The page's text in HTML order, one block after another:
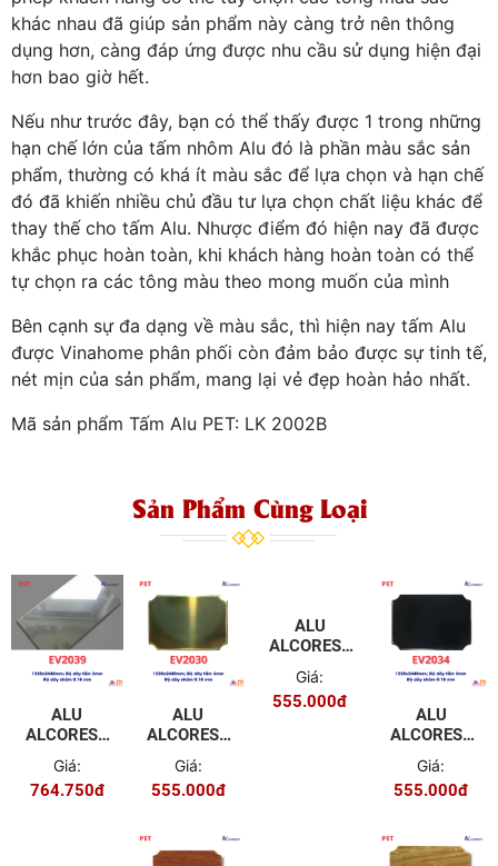
khác nhau đã giúp sản phẩm này càng trở nên thông
dụng hơn, càng đáp ứng được nhu cầu sử dụng hiện đại
hơn bao giờ hết.
Nếu như trước đây, bạn có thể thấy được 1 trong những
hạn chế lớn của tấm nhôm Alu đó là phần màu sắc sản
phẩm, thường có khá ít màu sắc để lựa chọn và hạn chế
đó đã khiến nhiều chủ đầu tư lựa chọn chất liệu khác để
thay thế cho tấm Alu. Nhược điểm đó hiện nay đã được
khắc phục hoàn toàn, khi khách hàng hoàn toàn có thể
tự chọn ra các tông màu theo mong muốn của mình
Bên cạnh sự đa dạng về màu sắc, thì hiện nay tấm Alu
được Vinahome phân phối còn đảm bảo được sự tinh tế,
nét mịn của sản phẩm, mang lại vẻ đẹp hoàn hảo nhất.
Mã sản phẩm Tấm Alu PET: LK 2002B
Sản Phẩm Cùng Loại
ALU
ALCOREST
TRONG
NHÀ PET
EV2039
Giá:
764.750đ
ALU
ALCOREST
TRONG
NHÀ PET
EV2030
VÀNG
Giá:
555.000đ
ALU
ALCOREST
TRONG
NHÀ PET
EV2029
Giá:
555.000đ
ALU
ALCOREST
TRONG
NHÀ PET
EV2034
ĐEN
Giá:
555.000đ